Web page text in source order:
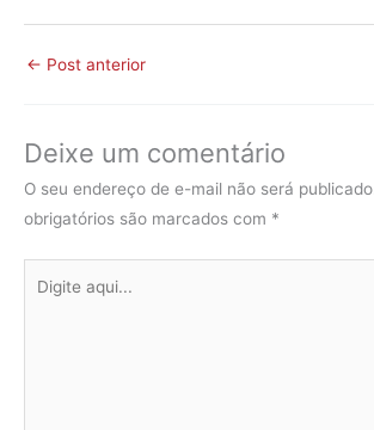
← Post anterior
Deixe um comentário
O seu endereço de e-mail não será
obrigatórios são marcados com *
aqui...